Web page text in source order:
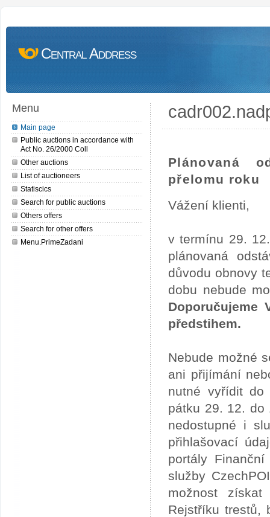
Central Address
Menu
Main page
Public auctions in accordance with
Act No. 26/2000 Coll
Other auctions
List of auctioneers
Statiscics
Search for public auctions
Others offers
Search for other offers
Menu.PrimeZadani
Plánovaná
přelomu roku
Vážení klienti,
v termínu 29.
plánovaná
důvodu obnovy
dobu nebude
Doporučujeme
předstihem.
Nebude možné
ani přijímání
nutné vyřídit do
pátku 29. 12. do
nedostupné i
přihlašovací
portály
služby
možnost
Rejstříku trestů,